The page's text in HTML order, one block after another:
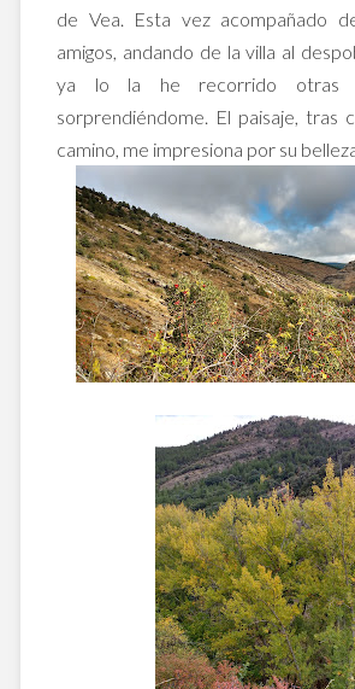
de Vea. Esta vez acompañado
amigos, andando de la villa al
ya lo la he recorrido otras
sorprendiéndome. El paisaje, tras
camino, me impresiona por su